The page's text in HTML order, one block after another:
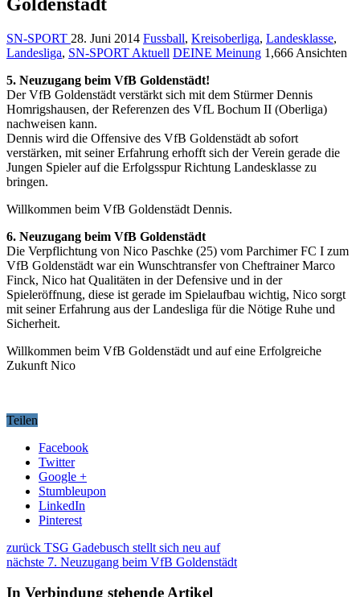
SN-SPORT 28. Juni 2014 Fussball, Kreisoberliga, Landesklasse,
Landesliga, SN-SPORT Aktuell DEINE Meinung 1,666 Ansichten
5. Neuzugang beim VfB Goldenstädt!
Der VfB Goldenstädt verstärkt sich mit dem Stürmer Dennis
Homrigshausen, der Referenzen des VfL Bochum II (Oberliga)
nachweisen kann.
Dennis wird die Offensive des VfB Goldenstädt ab sofort
verstärken, mit seiner Erfahrung erhofft sich der Verein gerade die
Jungen Spieler auf die Erfolgsspur Richtung Landesklasse zu
bringen.
Willkommen beim VfB Goldenstädt Dennis.
6. Neuzugang beim VfB Goldenstädt
Die Verpflichtung von Nico Paschke (25) vom Parchimer FC I zum
VfB Goldenstädt war ein Wunschtransfer von Cheftrainer Marco
Finck, Nico hat Qualitäten in der Defensive und in der
Spieleröffnung, diese ist gerade im Spielaufbau wichtig, Nico sorgt
mit seiner Erfahrung aus der Landesliga für die Nötige Ruhe und
Sicherheit.
Willkommen beim VfB Goldenstädt und auf eine Erfolgreiche
Zukunft Nico
Teilen
Facebook
Twitter
Google +
Stumbleupon
LinkedIn
Pinterest
zurück TSG Gadebusch stellt sich neu auf
nächste 7. Neuzugang beim VfB Goldenstädt
In Verbindung stehende Artikel